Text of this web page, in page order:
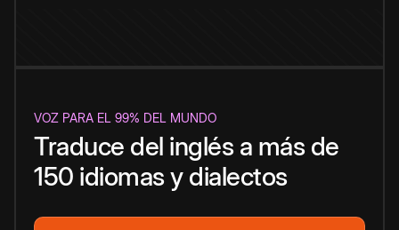
VOZ PARA EL 99% DEL MUNDO
Traduce del inglés a más de
150 idiomas y dialectos